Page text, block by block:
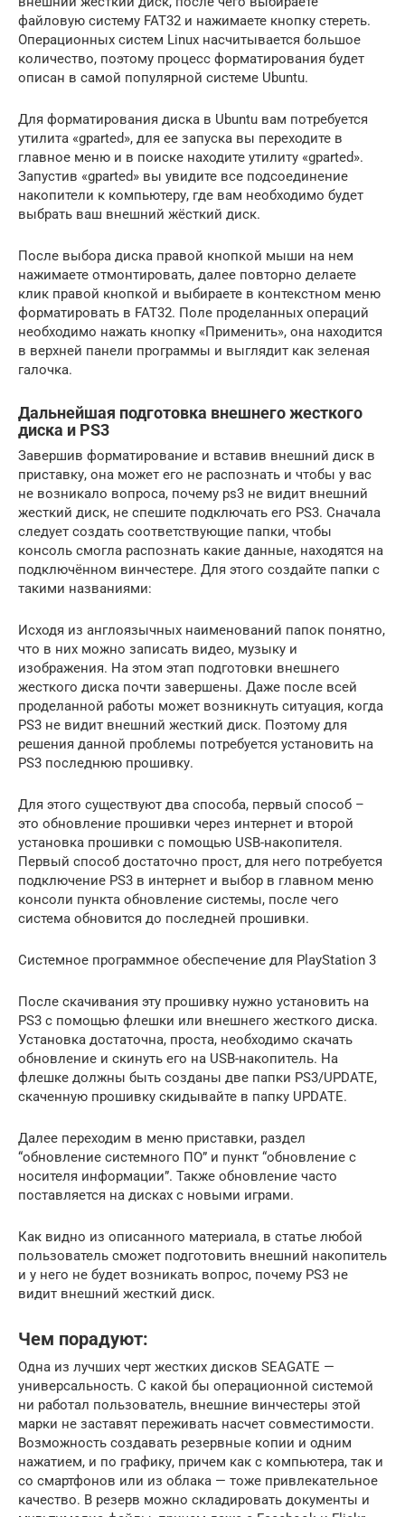
файловую систему FAT32 и нажимаете кнопку стереть.
Операционных систем Linux насчитывается большое
количество, поэтому процесс форматирования будет
описан в самой популярной системе Ubuntu.
Для форматирования диска в Ubuntu вам потребуется
утилита «gparted», для ее запуска вы переходите в
главное меню и в поиске находите утилиту «gparted».
Запустив «gparted» вы увидите все подсоединение
накопители к компьютеру, где вам необходимо будет
выбрать ваш внешний жёсткий диск.
После выбора диска правой кнопкой мыши на нем
нажимаете отмонтировать, далее повторно делаете
клик правой кнопкой и выбираете в контекстном меню
форматировать в FAT32. Поле проделанных операций
необходимо нажать кнопку «Применить», она находится
в верхней панели программы и выглядит как зеленая
галочка.
Дальнейшая подготовка внешнего жесткого
диска и PS3
Завершив форматирование и вставив внешний диск в
приставку, она может его не распознать и чтобы у вас
не возникало вопроса, почему ps3 не видит внешний
жесткий диск, не спешите подключать его PS3. Сначала
следует создать соответствующие папки, чтобы
консоль смогла распознать какие данные, находятся на
подключённом винчестере. Для этого создайте папки с
такими названиями:
Исходя из англоязычных наименований папок понятно,
что в них можно записать видео, музыку и
изображения. На этом этап подготовки внешнего
жесткого диска почти завершены. Даже после всей
проделанной работы может возникнуть ситуация, когда
PS3 не видит внешний жесткий диск. Поэтому для
решения данной проблемы потребуется установить на
PS3 последнюю прошивку.
Для этого существуют два способа, первый способ –
это обновление прошивки через интернет и второй
установка прошивки с помощью USB-накопителя.
Первый способ достаточно прост, для него потребуется
подключение PS3 в интернет и выбор в главном меню
консоли пункта обновление системы, после чего
система обновится до последней прошивки.
Системное программное обеспечение для PlayStation 3
После скачивания эту прошивку нужно установить на
PS3 с помощью флешки или внешнего жесткого диска.
Установка достаточна, проста, необходимо скачать
обновление и скинуть его на USB-накопитель. На
флешке должны быть созданы две папки PS3/UPDATE,
скаченную прошивку скидывайте в папку UPDATE.
Далее переходим в меню приставки, раздел
“обновление системного ПО” и пункт “обновление с
носителя информации”. Также обновление часто
поставляется на дисках с новыми играми.
Как видно из описанного материала, в статье любой
пользователь сможет подготовить внешний накопитель
и у него не будет возникать вопрос, почему PS3 не
видит внешний жесткий диск.
Чем порадуют:
Одна из лучших черт жестких дисков SEAGATE —
универсальность. С какой бы операционной системой
ни работал пользователь, внешние винчестеры этой
марки не заставят переживать насчет совместимости.
Возможность создавать резервные копии и одним
нажатием, и по графику, причем как с компьютера, так и
со смартфонов или из облака — тоже привлекательное
качество. В резерв можно складировать документы и